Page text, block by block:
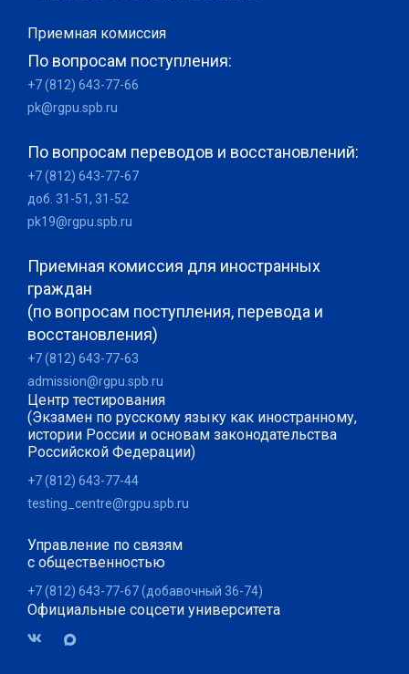
Приемная комиссия
По вопросам поступления:
+7 (812) 643-77-66
pk@rgpu.spb.ru
По вопросам переводов и восстановлений:
+7 (812) 643-77-67
доб. 31-51, 31-52
pk19@rgpu.spb.ru
Приемная комиссия для иностранных
граждан
(по вопросам поступления, перевода и
восстановления)
+7 (812) 643-77-63
admission@rgpu.spb.ru
Центр тестирования
(Экзамен по русскому языку как иностранному,
истории России и основам законодательства
Российской Федерации)
+7 (812) 643-77-44
testing_centre@rgpu.spb.ru
Управление по связям
с общественностью
+7 (812) 643-77-67 (добавочный 36-74)
Официальные соцсети университета